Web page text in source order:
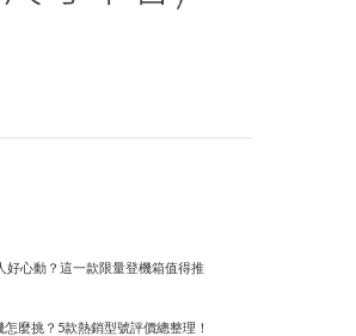
心動？這一款限量登機箱值得推
麼挑？5款熱銷型號評價總整理！